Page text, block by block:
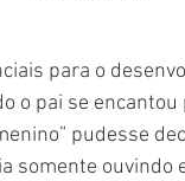
para o
o pai se
pudesse
somente ouvindo